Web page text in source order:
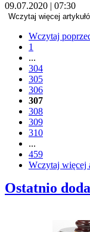
09.07.2020 | 07:30
Wczytaj więcej
Wczytaj
1
...
304
305
306
307
308
309
310
...
459
Wczytaj więcej
Ostatnio